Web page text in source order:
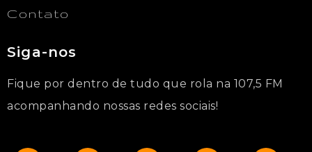
Contato
Siga-nos
Fique por dentro de tudo que rola na 107,5 FM
acompanhando nossas redes sociais!